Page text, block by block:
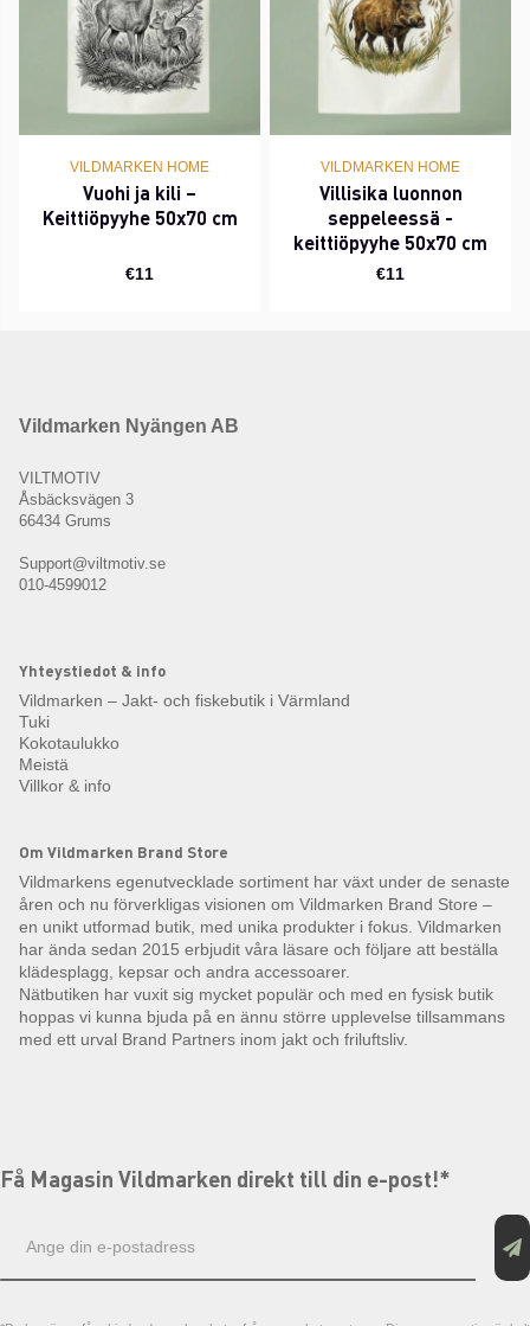
VILDMARKEN HOME
Vuohi ja kili –
Keittiöpyyhe 50x70 cm
€11
VILDMARKEN HOME
Villisika luonnon
seppeleessä -
keittiöpyyhe 50x70 cm
€11
Vildmarken Nyängen AB
VILTMOTIV
Åsbäcksvägen 3
66434 Grums
Support@viltmotiv.se
010-4599012
Yhteystiedot & info
Vildmarken – Jakt- och fiskebutik i Värmland
Tuki
Kokotaulukko
Meistä
Villkor & info
Om Vildmarken Brand Store
Vildmarkens egenutvecklade sortiment har växt under de senaste
åren och nu förverkligas visionen om Vildmarken Brand Store –
en unikt utformad butik, med unika produkter i fokus. Vildmarken
har ända sedan 2015 erbjudit våra läsare och följare att beställa
klädesplagg, kepsar och andra accessoarer.
Nätbutiken har vuxit sig mycket populär och med en fysisk butik
hoppas vi kunna bjuda på en ännu större upplevelse tillsammans
med ett urval Brand Partners inom jakt och friluftsliv.
Få Magasin Vildmarken direkt till din e-post!*
postadress